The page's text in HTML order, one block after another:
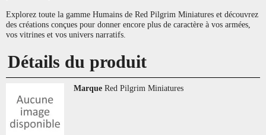
Explorez toute la gamme Humains de Red Pilgrim Miniatures et découvrez
des créations conçues pour donner encore plus de caractère à vos armées,
vos vitrines et vos univers narratifs.
Détails du produit
Marque Red Pilgrim Miniatures